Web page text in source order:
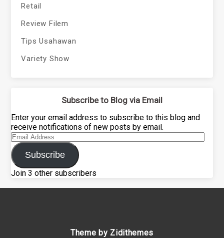
Retail
Review Filem
Tips Usahawan
Variety Show
Subscribe to Blog via Email
Enter your email address to subscribe to this blog and
receive notifications of new posts by email.
Email
Address
Subscribe
Join 3 other subscribers
Theme by Zidithemes